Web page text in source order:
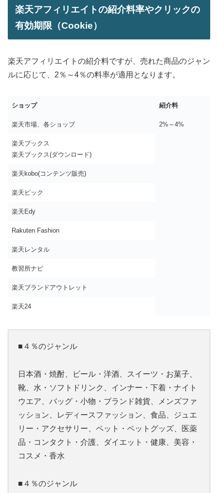
楽天アフィリエイトの紹介料率やクリックの
有効期限（Cookie）
楽天アフィリエイトの紹介料ですが、売れた商品のジャン
ルに応じて、2％～4％の料率が適用となります。
ショップ 紹介料
楽天市場、各ショップ 2%～4%
楽天ブックス
楽天ブックス(ダウンロード)
楽天kobo(コンテンツ販売)
楽天ビック
楽天Edy
Rakuten Fashion
楽天レンタル
教習所ナビ
楽天ブランドアウトレット
楽天24
■４％のジャンル
日本酒・焼酎、ビール・洋酒、スイーツ・お菓子、
靴、水・ソフトドリンク、インナー・下着・ナイト
ウエア、バッグ・小物・ブランド雑貨、メンズファ
ッション、レディースファッション、食品、ジュエ
リー・アクセサリー、ペット・ペットグッズ、医薬
品・コンタクト・介護、ダイエット・健康、美容・
コスメ・香水
■４％のジャンル